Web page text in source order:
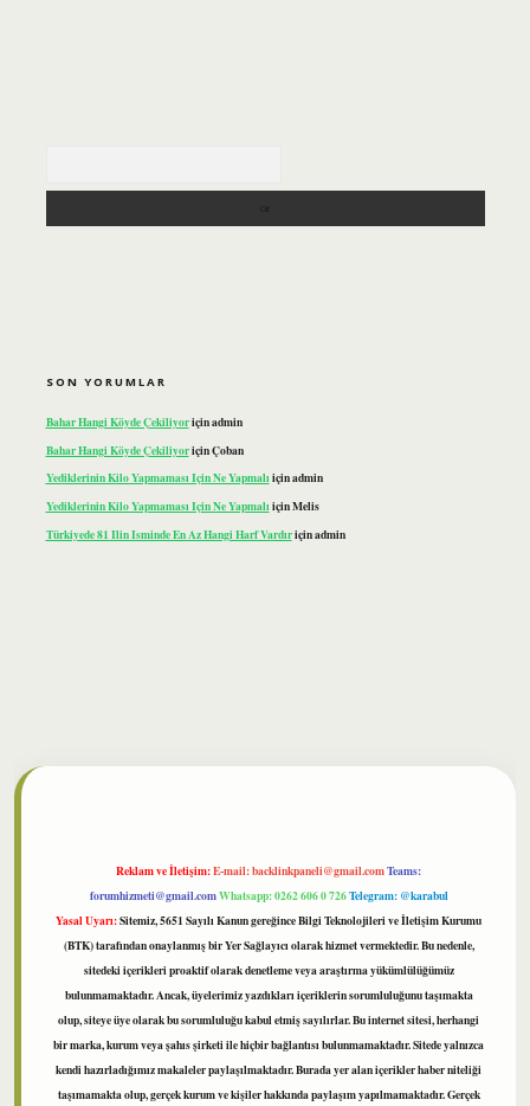
SON YORUMLAR
Bahar Hangi Köyde Çekiliyoriçinadmin
Bahar Hangi Köyde ÇekiliyoriçinÇoban
Yediklerinin Kilo Yapmaması Için Ne Yapmalıiçinadmin
Yediklerinin Kilo Yapmaması Için Ne YapmalıiçinMelis
Türkiyede 81 Ilin Isminde En Az Hangi Harf Vardıriçinadmin
Reklam ve İletişim:E-mail:backlinkpaneli@gmail.comTeams:
forumhizmeti@gmail.comWhatsapp: 0262 606 0 726Telegram: @karabul
Yasal Uyarı:Sitemiz, 5651 Sayılı Kanun gereğince Bilgi Teknolojileri ve İletişim Kurumu
(BTK) tarafından onaylanmış bir Yer Sağlayıcı olarak hizmet vermektedir. Bu nedenle,
sitedeki içerikleri proaktif olarak denetleme veya araştırma yükümlülüğümüz
bulunmamaktadır. Ancak, üyelerimiz yazdıkları içeriklerin sorumluluğunu taşımakta
olup, siteye üye olarak bu sorumluluğu kabul etmiş sayılırlar. Bu internet sitesi, herhangi
bir marka, kurum veya şahıs şirketi ile hiçbir bağlantısı bulunmamaktadır. Sitede yalnızca
kendi hazırladığımız makaleler paylaşılmaktadır. Burada yer alan içerikler haber niteliği
taşımamakta olup, gerçek kurum ve kişiler hakkında paylaşım yapılmamaktadır. Gerçek